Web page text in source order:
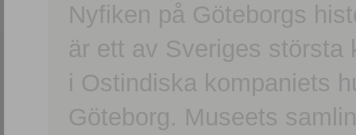
Nyfiken på Göteborgs
är ett av Sveriges största
i Ostindiska kompaniets
Göteborg. Museets